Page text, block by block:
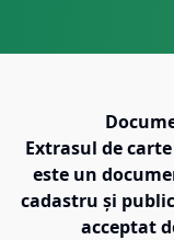
Extrasul de
este un
cadastru și
acceptat